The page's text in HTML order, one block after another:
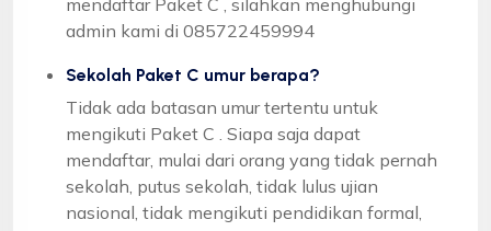
admin kami di 085722459994
Sekolah Paket C umur berapa?
Tidak ada batasan umur tertentu untuk
mengikuti Paket C . Siapa saja dapat
mendaftar, mulai dari orang yang tidak pernah
sekolah, putus sekolah, tidak lulus ujian
nasional, tidak mengikuti pendidikan formal,